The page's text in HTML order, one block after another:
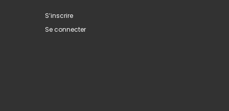
S’inscrire
Se connecter